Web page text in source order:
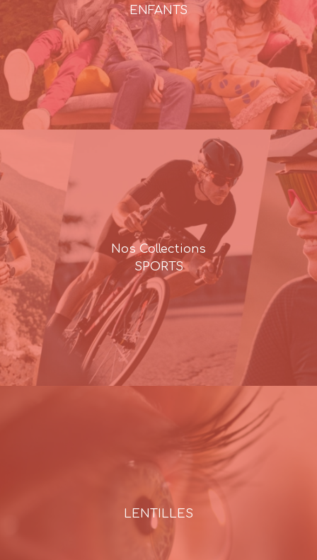
ENFANTS
Nos Collections
SPORTS
LENTILLES